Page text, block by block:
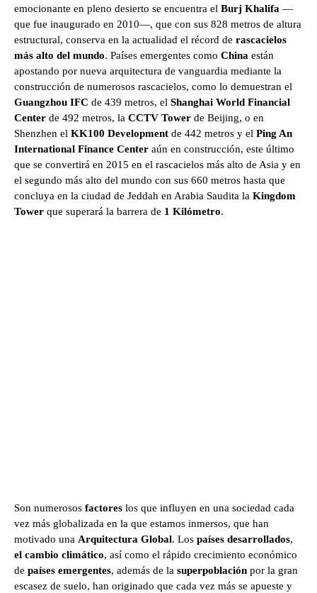
emocionante en pleno desierto se encuentra el Burj Khalifa —
que fue inaugurado en 2010—, que con sus 828 metros de altura
estructural, conserva en la actualidad el récord de rascacielos
más alto del mundo. Países emergentes como China están
apostando por nueva arquitectura de vanguardia mediante la
construcción de numerosos rascacielos, como lo demuestran el
Guangzhou IFC de 439 metros, el Shanghai World Financial
Center de 492 metros, la CCTV Tower de Beijing, o en
Shenzhen el KK100 Development de 442 metros y el Ping An
International Finance Center aún en construcción, este último
que se convertirá en 2015 en el rascacielos más alto de Asia y en
el segundo más alto del mundo con sus 660 metros hasta que
concluya en la ciudad de Jeddah en Arabia Saudita la Kingdom
Tower que superará la barrera de 1 Kilómetro.
Son numerosos factores los que influyen en una sociedad cada
vez más globalizada en la que estamos inmersos, que han
motivado una Arquitectura Global. Los países desarrollados,
el cambio climático, así como el rápido crecimiento económico
de países emergentes, además de la superpoblación por la gran
escasez de suelo, han originado que cada vez más se apueste y